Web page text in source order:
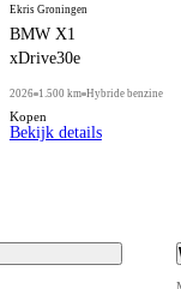
Ekris Groningen
BMW X1
xDrive30e
2026 1.500 km Hybride benzine
Kopen
Bekijk details